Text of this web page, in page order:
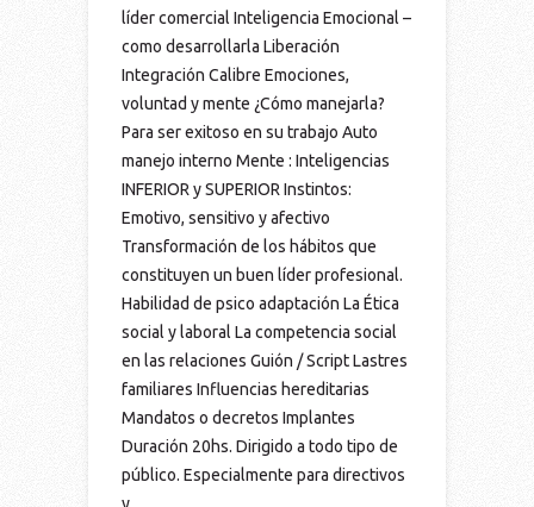
líder comercial Inteligencia Emocional –
como desarrollarla Liberación
Integración Calibre Emociones,
voluntad y mente ¿Cómo manejarla?
Para ser exitoso en su trabajo Auto
manejo interno Mente : Inteligencias
INFERIOR y SUPERIOR Instintos:
Emotivo, sensitivo y afectivo
Transformación de los hábitos que
constituyen un buen líder profesional.
Habilidad de psico adaptación La Ética
social y laboral La competencia social
en las relaciones Guión / Script Lastres
familiares Influencias hereditarias
Mandatos o decretos Implantes
Duración 20hs. Dirigido a todo tipo de
público. Especialmente para directivos